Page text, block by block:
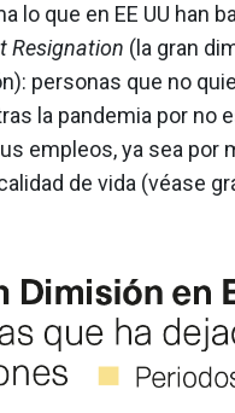
lo que en EE UU han
Resignation (la gran
personas que no
la pandemia por no
empleos, ya sea por
de vida (véase